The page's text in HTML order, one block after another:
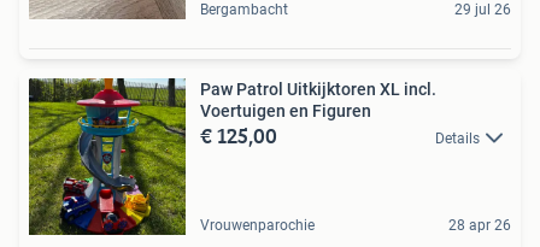
Bergambacht 29 jul 26
Paw Patrol Uitkijktoren XL incl.
Voertuigen en Figuren
€ 125,00 Details
Vrouwenparochie 28 apr 26